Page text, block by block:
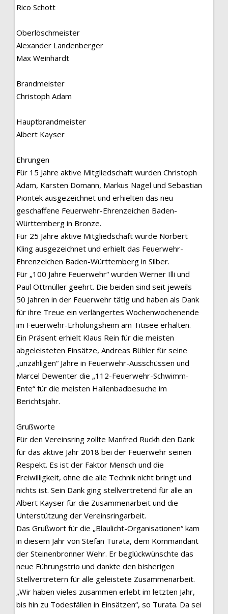
Rico Schott
Oberlöschmeister
Alexander Landenberger
Max Weinhardt
Brandmeister
Christoph Adam
Hauptbrandmeister
Albert Kayser
Ehrungen
Für 15 Jahre aktive Mitgliedschaft wurden Christoph
Adam, Karsten Domann, Markus Nagel und Sebastian
Piontek ausgezeichnet und erhielten das neu
geschaffene Feuerwehr-Ehrenzeichen Baden-
Württemberg in Bronze.
Für 25 Jahre aktive Mitgliedschaft wurde Norbert
Kling ausgezeichnet und erhielt das Feuerwehr-
Ehrenzeichen Baden-Württemberg in Silber.
Für „100 Jahre Feuerwehr“ wurden Werner Illi und
Paul Ottmüller geehrt. Die beiden sind seit jeweils
50 Jahren in der Feuerwehr tätig und haben als Dank
für ihre Treue ein verlängertes Wochenwochenende
im Feuerwehr-Erholungsheim am Titisee erhalten.
Ein Präsent erhielt Klaus Rein für die meisten
abgeleisteten Einsätze, Andreas Bühler für seine
„unzähligen“ Jahre in Feuerwehr-Ausschüssen und
Marcel Dewenter die „112-Feuerwehr-Schwimm-
Ente“ für die meisten Hallenbadbesuche im
Berichtsjahr.
Grußworte
Für den Vereinsring zollte Manfred Ruckh den Dank
für das aktive Jahr 2018 bei der Feuerwehr seinen
Respekt. Es ist der Faktor Mensch und die
Freiwilligkeit, ohne die alle Technik nicht bringt und
nichts ist. Sein Dank ging stellvertretend für alle an
Albert Kayser für die Zusammenarbeit und die
Unterstützung der Vereinsringarbeit.
Das Grußwort für die „Blaulicht-Organisationen“ kam
in diesem Jahr von Stefan Turata, dem Kommandant
der Steinenbronner Wehr. Er beglückwünschte das
neue Führungstrio und dankte den bisherigen
Stellvertretern für alle geleistete Zusammenarbeit.
„Wir haben vieles zusammen erlebt im letzten Jahr,
bis hin zu Todesfällen in Einsätzen“, so Turata. Da sei